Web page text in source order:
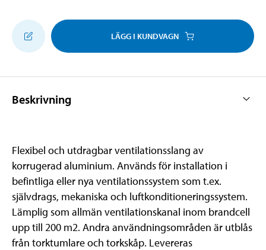
LÄGG I KUNDVAGN
Beskrivning
Flexibel och utdragbar ventilationsslang av
korrugerad aluminium. Används för installation i
befintliga eller nya ventilationssystem som t.ex.
självdrags, mekaniska och luftkonditioneringssystem.
Lämplig som allmän ventilationskanal inom brandcell
upp till 200 m2. Andra användningsområden är utblås
från torktumlare och torkskåp. Levereras